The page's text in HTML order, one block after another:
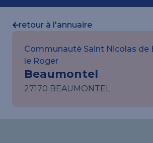
retour à l'annuaire
Communauté Saint Nicolas de
le Roger
Beaumontel
27170 BEAUMONTEL